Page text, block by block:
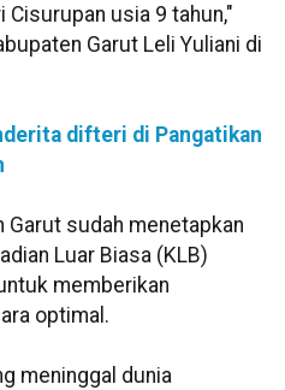
usia 9 tahun,"
Garut Leli Yuliani di
difteri di Pangatikan
Garut sudah menetapkan
Luar Biasa (KLB)
memberikan
optimal.
meninggal dunia